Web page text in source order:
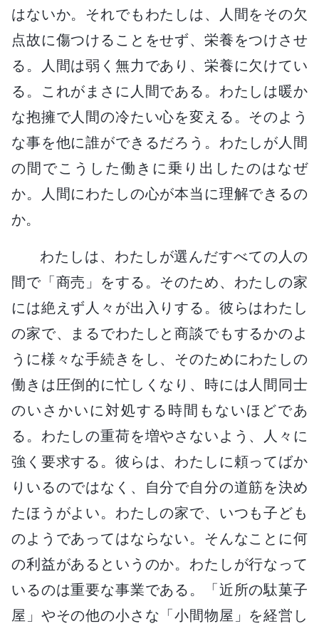
はないか。それでもわたしは、人間をその欠
点故に傷つけることをせず、栄養をつけさせ
る。人間は弱く無力であり、栄養に欠けてい
る。これがまさに人間である。わたしは暖か
な抱擁で人間の冷たい心を変える。そのよう
な事を他に誰ができるだろう。わたしが人間
の間でこうした働きに乗り出したのはなぜ
か。人間にわたしの心が本当に理解できるの
か。
わたしは、わたしが選んだすべての人の
間で「商売」をする。そのため、わたしの家
には絶えず人々が出入りする。彼らはわたし
の家で、まるでわたしと商談でもするかのよ
うに様々な手続きをし、そのためにわたしの
働きは圧倒的に忙しくなり、時には人間同士
のいさかいに対処する時間もないほどであ
る。わたしの重荷を増やさないよう、人々に
強く要求する。彼らは、わたしに頼ってばか
りいるのではなく、自分で自分の道筋を決め
たほうがよい。わたしの家で、いつも子ども
のようであってはならない。そんなことに何
の利益があるというのか。わたしが行なって
いるのは重要な事業である。「近所の駄菓子
屋」やその他の小さな「小間物屋」を経営し